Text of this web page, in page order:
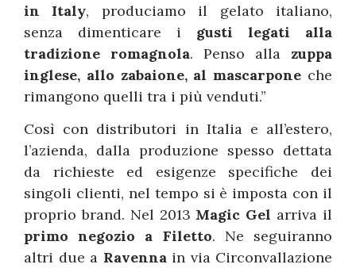
in Italy, produciamo il gelato italiano,
senza dimenticare i gusti legati alla
tradizione romagnola. Penso alla zuppa
inglese, allo zabaione, al mascarpone che
rimangono quelli tra i più venduti.”
Così con distributori in Italia e all’estero,
l’azienda, dalla produzione spesso dettata
da richieste ed esigenze specifiche dei
singoli clienti, nel tempo si è imposta con il
proprio brand. Nel 2013 Magic Gel arriva il
primo negozio a Filetto. Ne seguiranno
altri due a Ravennain via Circonvallazione